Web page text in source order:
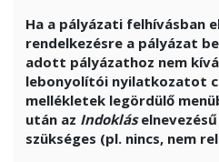
Ha a pályázati felhívásban
rendelkezésre a pályázat
adott pályázathoz nem
lebonyolítói nyilatkozatot
mellékletek legördülő
után az Indoklás
szükséges (pl. nincs, nem